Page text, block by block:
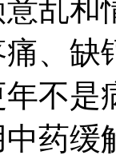
乱和
、
不是
药